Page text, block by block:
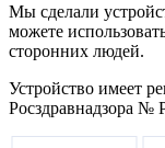
Мы сделали
можете
сторонних людей.
Устройство имеет
Росздравнадзора №